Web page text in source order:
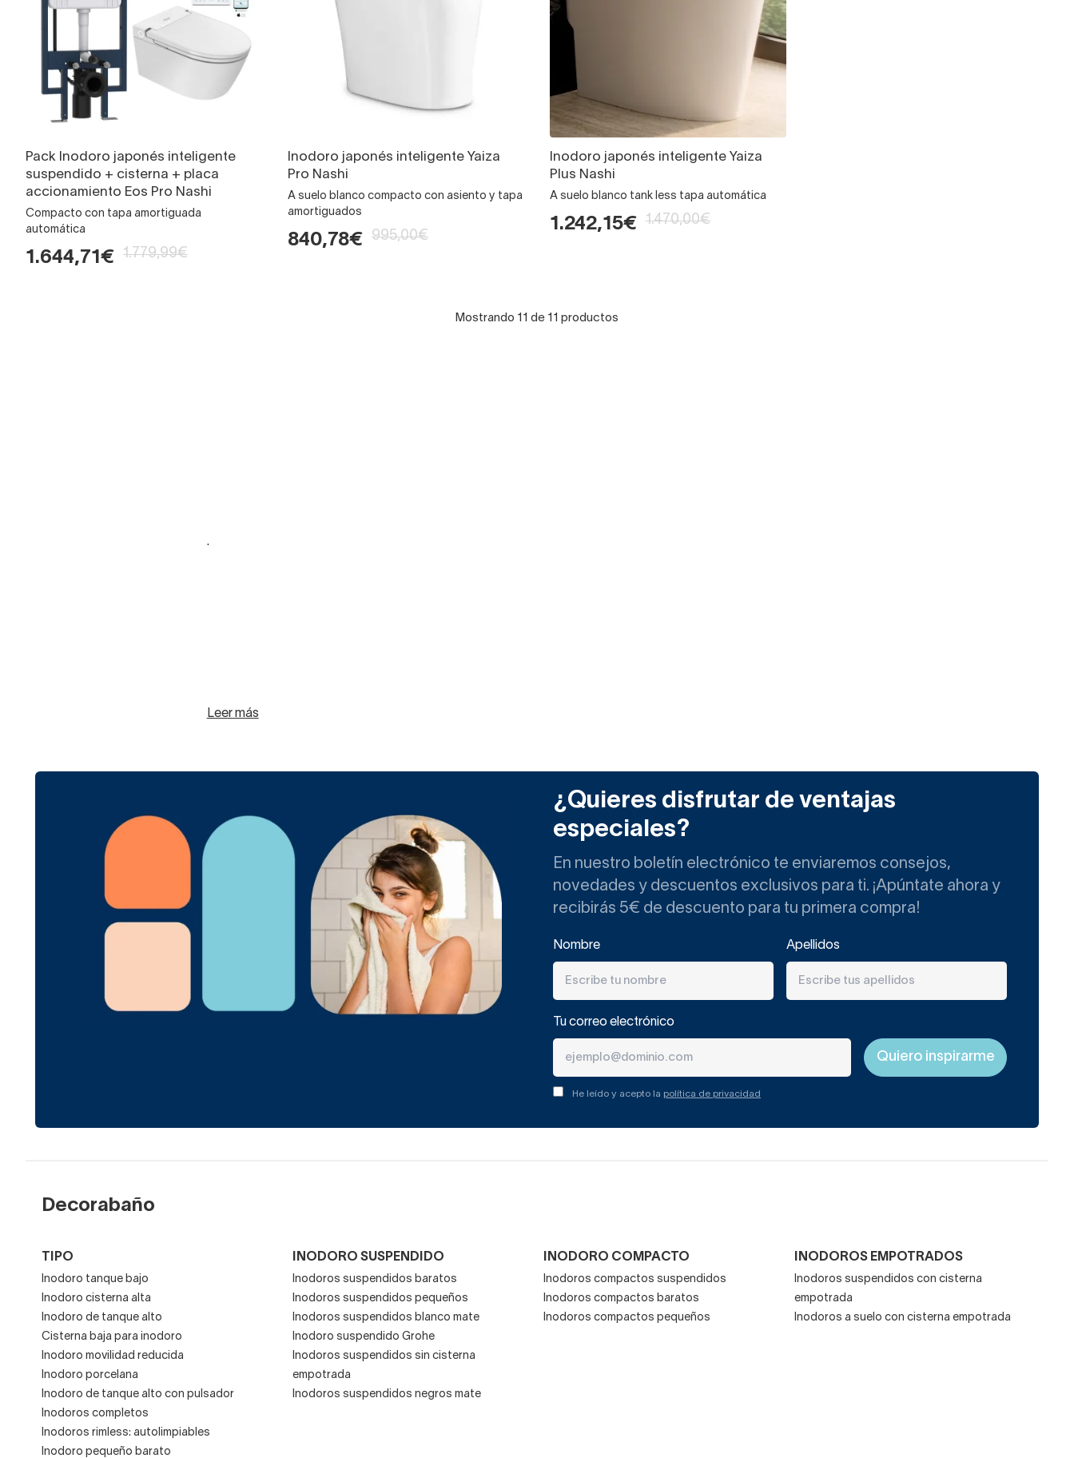
Pack Inodoro japonés inteligente
suspendido + cisterna + placa
accionamiento Eos Pro Nashi
Compacto con tapa amortiguada
automática
1.644,71€ 1.779,99€
Inodoro japonés inteligente Yaiza
Pro Nashi
A suelo blanco compacto con asiento y tapa
amortiguados
840,78€ 995,00€
Inodoro japonés inteligente Yaiza
Plus Nashi
A suelo blanco tank less tapa automática
1.242,15€ 1.470,00€
Mostrando 11 de 11 productos
.
Leer más
¿Quieres disfrutar de ventajas
especiales?
En nuestro boletín electrónico te enviaremos consejos,
novedades y descuentos exclusivos para ti. ¡Apúntate ahora y
recibirás 5€ de descuento para tu primera compra!
Nombre Apellidos
Tu correo electrónico
He leído y acepto la política de privacidad
Decorabaño
TIPO
Inodoro tanque bajo
Inodoro cisterna alta
Inodoro de tanque alto
Cisterna baja para inodoro
Inodoro movilidad reducida
Inodoro porcelana
Inodoro de tanque alto con pulsador
Inodoros completos
Inodoros rimless: autolimpiables
Inodoro pequeño barato
INODORO SUSPENDIDO
Inodoros suspendidos baratos
Inodoros suspendidos pequeños
Inodoros suspendidos blanco mate
Inodoro suspendido Grohe
Inodoros suspendidos sin cisterna
empotrada
Inodoros suspendidos negros mate
INODORO COMPACTO
Inodoros compactos suspendidos
Inodoros compactos baratos
Inodoros compactos pequeños
INODOROS EMPOTRADOS
Inodoros suspendidos con cisterna
empotrada
Inodoros a suelo con cisterna empotrada